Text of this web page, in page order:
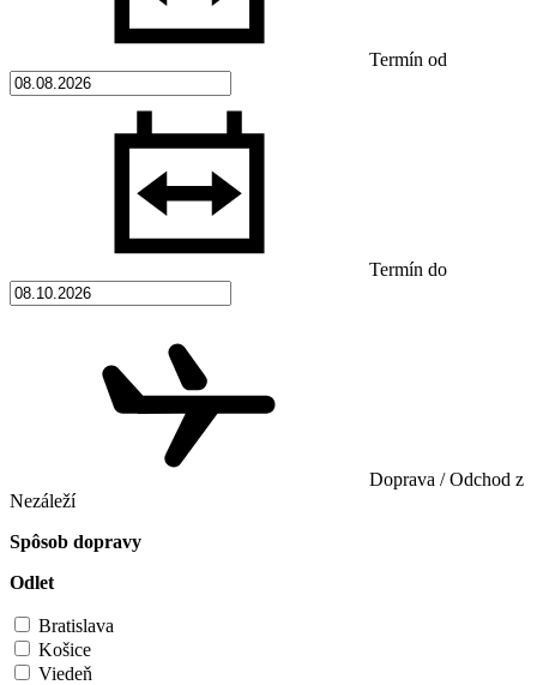
Termín od
Termín do
Doprava / Odchod z
Nezáleží
Spôsob dopravy
Odlet
Bratislava
Košice
Viedeň